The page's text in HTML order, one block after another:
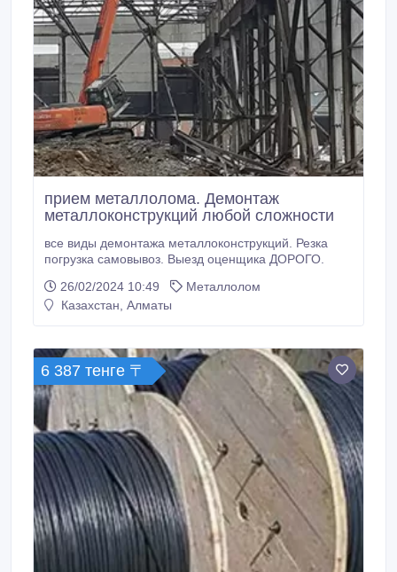
прием металлолома. Демонтаж
металлоконструкций любой сложности
все виды демонтажа металлоконструкций. Резка
погрузка самовывоз. Выезд оценщика ДОРОГО.
26/02/2024 10:49
Металлолом
Казахстан, Алматы
6 387 тенге 〒